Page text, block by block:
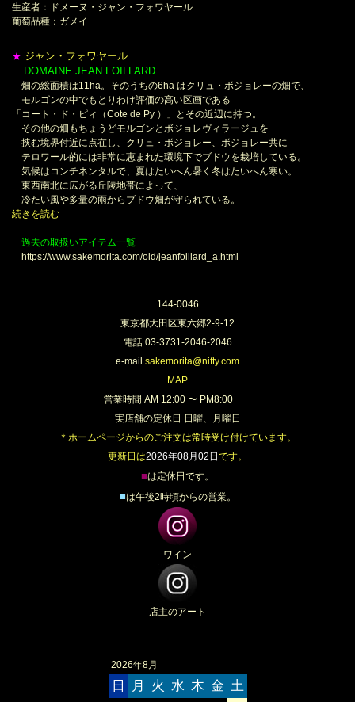
生産者：ドメーヌ・ジャン・フォワヤール
葡萄品種：ガメイ
★ ジャン・フォワヤール
DOMAINE JEAN FOILLARD
畑の総面積は11ha。そのうちの6ha はクリュ・ボジョレーの畑で、
モルゴンの中でもとりわけ評価の高い区画である
「コート・ド・ピィ（Cote de Py ）」とその近辺に持つ。
その他の畑もちょうどモルゴンとボジョレヴィラージュを
挟む境界付近に点在し、クリュ・ボジョレー、ボジョレー共に
テロワール的には非常に恵まれた環境下でブドウを栽培している。
気候はコンチネンタルで、夏はたいへん暑く冬はたいへん寒い。
東西南北に広がる丘陵地帯によって、
冷たい風や多量の雨からブドウ畑が守られている。
続きを読む
過去の取扱いアイテム一覧
https://www.sakemorita.com/old/jeanfoillard_a.html
144-0046
東京都大田区東六郷2-9-12
電話 03-3731-2046-2046
e-mail sakemorita@nifty.com
MAP
営業時間 AM 12:00 〜 PM8:00
実店舗の定休日 日曜、月曜日
＊ホームページからのご注文は常時受け付けています。
更新日は2026年08月02日です。
■は定休日です。
■は午後2時頃からの営業。
ワイン
店主のアート
2026年8月
日 月 火 水 木 金 土